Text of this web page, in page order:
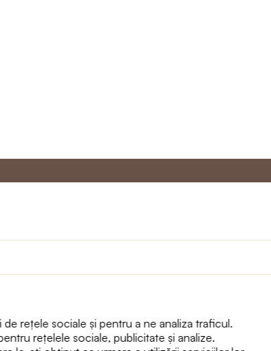
rețele sociale și pentru a ne analiza traficul.
rețelele sociale, publicitate și analize.
text_faq
noi